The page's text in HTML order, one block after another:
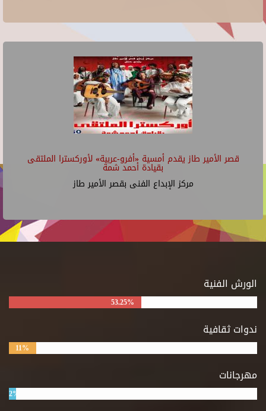
قصر الأمير طاز يقدم أمسية «أفرو-عربية» لأوركسترا الملتقى
بقيادة أحمد شمة
مركز الإبداع الفنى بقصر الأمير طاز
الورش الفنية
53.25%
ندوات ثقافية
11%
مهرجانات
2%